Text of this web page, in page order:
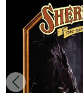
Zurück